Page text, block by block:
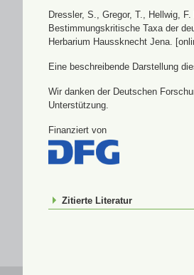
Dressler, S., Gregor, T., Hellwig,
Bestimmungskritische Taxa der
Herbarium Haussknecht Jena.
Eine beschreibende Darstellung
Wir danken der Deutschen
Unterstützung.
Finanziert von
Zitierte Literatur